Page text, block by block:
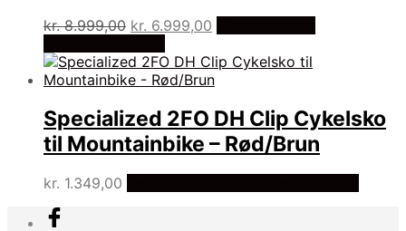
kr.8.999,00 Den
pris
var:
kr. 6.999,00
pris
er:
Specialized 2FO DH Clip Cykelsko
til Mountainbike – Rød/Brun
kr. 1.349,00